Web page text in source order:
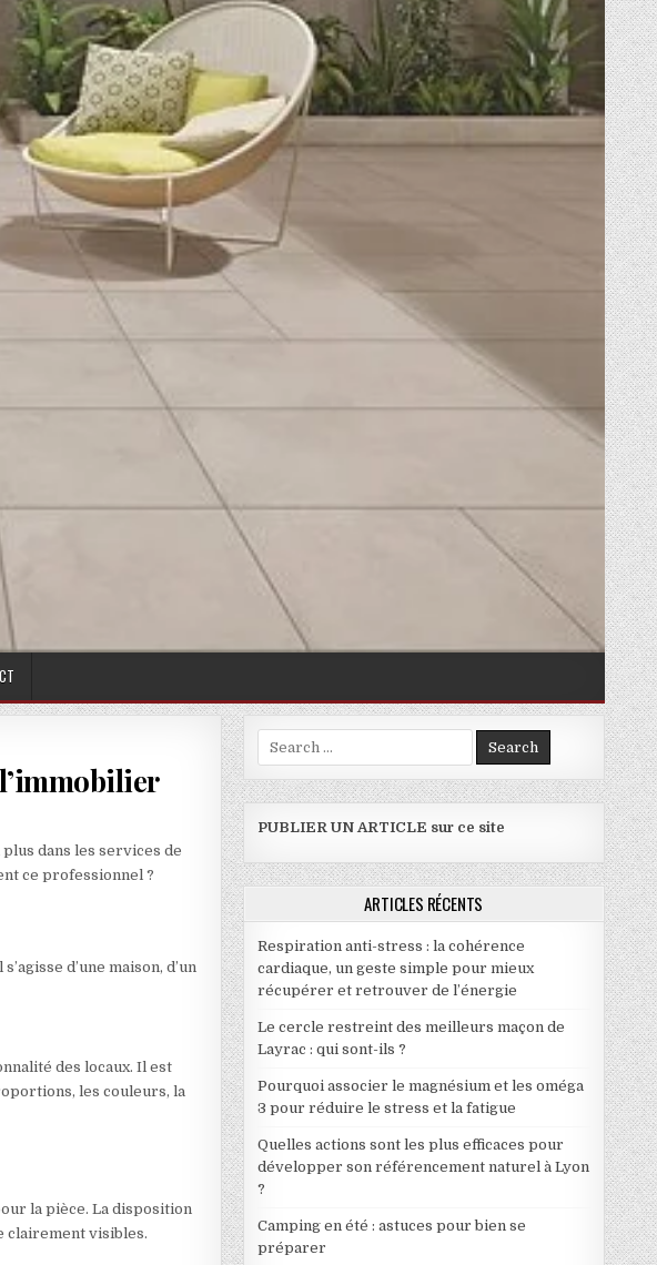
: QUELLE EST SON IMPORTANCE DANS L’IMMOBILIER
dans les services de
ce professionnel ?
d’une maison, d’un
des locaux. Il est
les couleurs, la
la pièce. La disposition
clairement visibles.
Search for:
PUBLIER UN ARTICLE sur ce site
ARTICLES RÉCENTS
Respiration anti-stress : la cohérence
cardiaque, un geste simple pour mieux
récupérer et retrouver de l’énergie
Le cercle restreint des meilleurs maçon de
Layrac : qui sont-ils ?
Pourquoi associer le magnésium et les oméga
3 pour réduire le stress et la fatigue
Quelles actions sont les plus efficaces pour
développer son référencement naturel à Lyon
?
Camping en été : astuces pour bien se
préparer